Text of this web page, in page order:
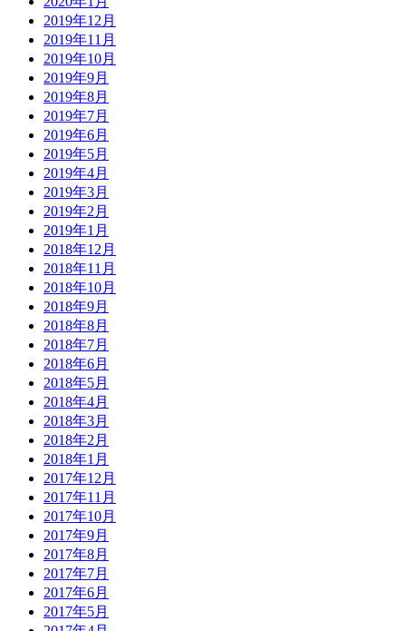
2019年12月
2019年11月
2019年10月
2019年9月
2019年8月
2019年7月
2019年6月
2019年5月
2019年4月
2019年3月
2019年2月
2019年1月
2018年12月
2018年11月
2018年10月
2018年9月
2018年8月
2018年7月
2018年6月
2018年5月
2018年4月
2018年3月
2018年2月
2018年1月
2017年12月
2017年11月
2017年10月
2017年9月
2017年8月
2017年7月
2017年6月
2017年5月